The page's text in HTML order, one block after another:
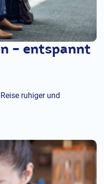
– entspannt
ruhiger und